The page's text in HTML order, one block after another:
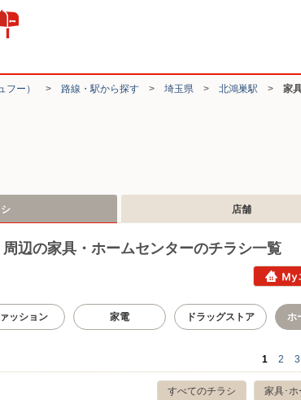
ー） > 路線・駅から探す > 埼玉県 > 北鴻巣駅 > 家
店舗
辺の家具・ホームセンターのチラシ一覧
ッション 家電 ドラッグストア ホ
1 2 3
家具･ホ
すべてのチラシ